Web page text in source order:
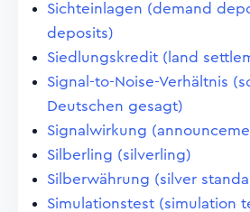
Sichteinlagen (demand
deposits)
Siedlungskredit (land
Signal-to-Noise-Verhältnis
Deutschen gesagt)
Signalwirkung
Silberling (silverling)
Silberwährung (silver
Simulationstest (simulation